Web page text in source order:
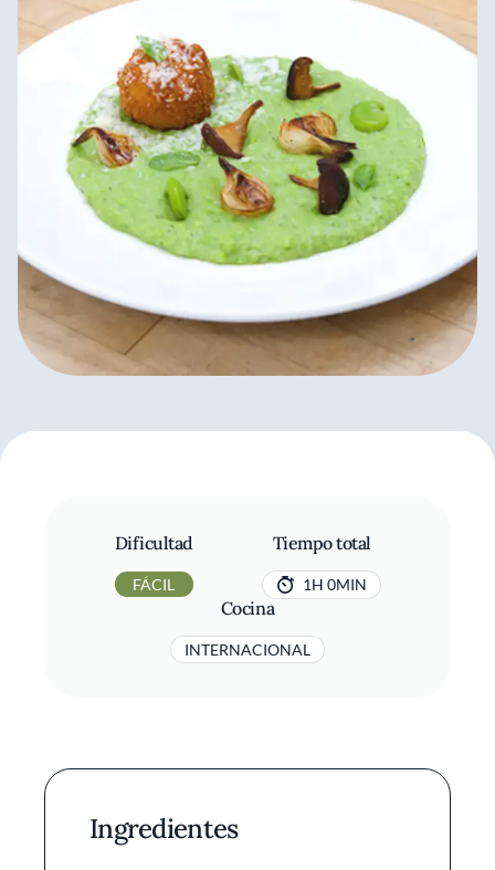
Dificultad
FÁCIL
Tiempo total
1H 0MIN
Cocina
INTERNACIONAL
Ingredientes